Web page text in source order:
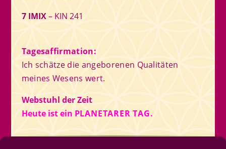
7 IMIX– KIN 241
Tagesaffirmation:
Ich schätze die angeborenen Qualitäten
meines Wesens wert.
Webstuhl der Zeit
Heute ist ein PLANETARER TAG.